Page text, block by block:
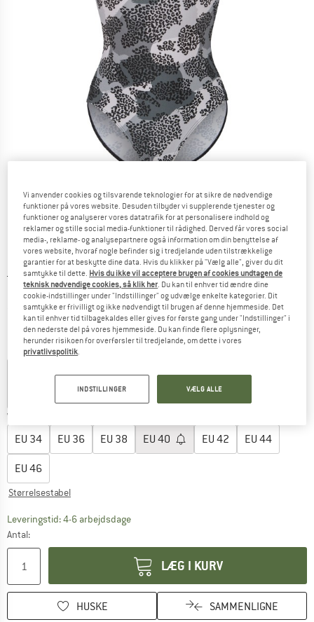
Detaljevisning
Original pris :
54,95€
Pris:
27,48€ inkl. moms.
KR205,43
plus ForsendelsesomkostningerOplysninger om
Farve:Black Multi / Shocking Pink
50%
Vælg en størrelse:
EU 34 EU 36 EU 38 EU 40 EU 42 EU 44
EU 46
Størrelsestabel
Leveringstid: 4-6 arbejdsdageLinket åbnes i en infoboks og indeholder
Antal:
LÆG I KURV
HUSKE SAMMENLIGNE
Vi anvender cookies og tilsvarende teknologier for at sikre de nødvendige
funktioner på vores website. Desuden tilbyder vi supplerende tjenester og
funktioner og analyserer vores datatrafik for at personalisere indhold og
reklamer og stille social media-funktioner til rådighed. Derved får vores social
media-, reklame- og analysepartnere også information om din benyttelse af
vores website, hvoraf nogle befinder sig i tredjelande uden tilstrækkelige
garantier for at beskytte dine data. Hvis du klikker på "Vælg alle", giver du dit
samtykke til dette. Hvis du ikke vil acceptere brugen af cookies undtagen de
teknisk nødvendige cookies, så klik her. Du kan til enhver tid ændre dine
cookie-indstillinger under "Indstillinger" og udvælge enkelte kategorier. Dit
samtykke er frivilligt og ikke nødvendigt til brugen af denne hjemmeside. Det
kan til enhver tid tilbagekaldes eller gives for første gang under "Indstillinger" i
den nederste del på vores hjemmeside. Du kan finde flere oplysninger,
herunder risikoen for overførsler til tredjelande, om dette i vores
privatlivspolitik.
INDSTILLINGER VÆLG ALLE